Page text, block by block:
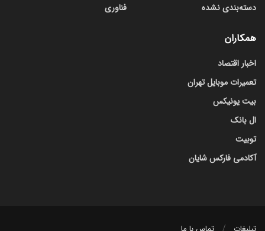
دسته‌بندی نشده
فناوری
همکاران
اخبار اقتصاد
تعمیرات موبایل تهران
بیت یونیکس
ال بانک
توبیت
آکادمی فارکس شایان